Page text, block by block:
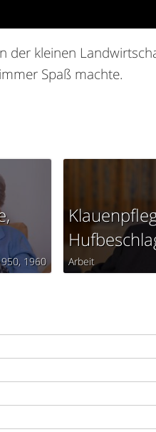
der kleinen
Spaß machte.
1960 Arbeit